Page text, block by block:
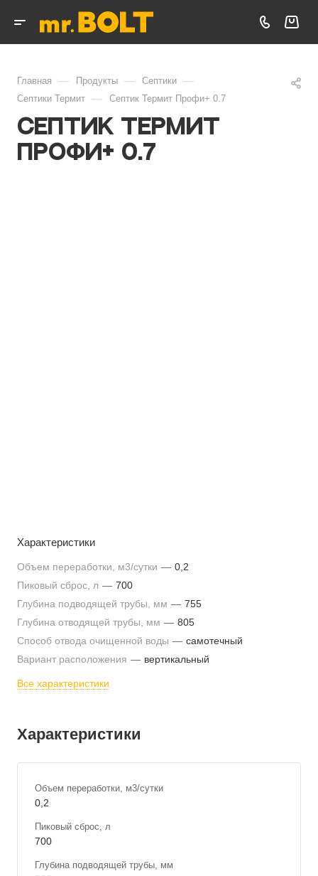
Главная — Продукты — Септики —
Септики Термит — Септик Термит Профи+ 0.7
Септик Термит
Профи+ 0.7
Характеристики
Объем переработки, м3/сутки — 0,2
Пиковый сброс, л — 700
Глубина подводящей трубы, мм — 755
Глубина отводящей трубы, мм — 805
Способ отвода очищенной воды — самотечный
Вариант расположения — вертикальный
Все характеристики
Характеристики
Объем переработки, м3/сутки
0,2
Пиковый сброс, л
700
Глубина подводящей трубы, мм